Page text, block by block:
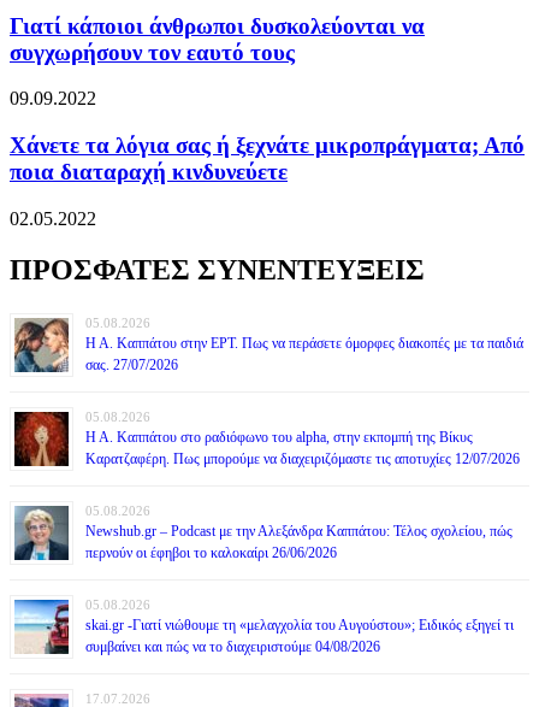
Γιατί κάποιοι άνθρωποι δυσκολεύονται να
συγχωρήσουν τον εαυτό τους
09.09.2022
Χάνετε τα λόγια σας ή ξεχνάτε μικροπράγματα; Από
ποια διαταραχή κινδυνεύετε
02.05.2022
ΠΡΟΣΦΑΤΕΣ ΣΥΝΕΝΤΕΥΞΕΙΣ
05.08.2026
Η Α. Καππάτου στην ΕΡΤ. Πως να περάσετε όμορφες διακοπές με τα παιδιά
σας. 27/07/2026
05.08.2026
Η Α. Καππάτου στο ραδιόφωνο του alpha, στην εκπομπή της Βίκυς
Καρατζαφέρη. Πως μπορούμε να διαχειριζόμαστε τις αποτυχίες 12/07/2026
05.08.2026
Newshub.gr – Podcast με την Αλεξάνδρα Καππάτου: Τέλος σχολείου, πώς
περνούν οι έφηβοι το καλοκαίρι 26/06/2026
05.08.2026
skai.gr -Γιατί νιώθουμε τη «μελαγχολία του Αυγούστου»; Ειδικός εξηγεί τι
συμβαίνει και πώς να το διαχειριστούμε 04/08/2026
17.07.2026